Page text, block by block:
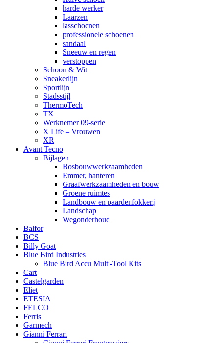
harde werker
Laarzen
lasschoenen
professionele schoenen
sandaal
Sneeuw en regen
verstoppen
Schoon & Wit
Sneakerlijn
Sportlijn
Stadsstijl
ThermoTech
TX
Werknemer 09-serie
X Life – Vrouwen
XR
Avant Tecno
Bijlagen
Bosbouwwerkzaamheden
Emmer, hanteren
Graafwerkzaamheden en bouw
Groene ruimtes
Landbouw en paardenfokkerij
Landschap
Wegonderhoud
Balfor
BCS
Billy Goat
Blue Bird Industries
Blue Bird Accu Multi-Tool Kits
Cart
Castelgarden
Eliet
ETESIA
FELCO
Ferris
Garmech
Gianni Ferrari